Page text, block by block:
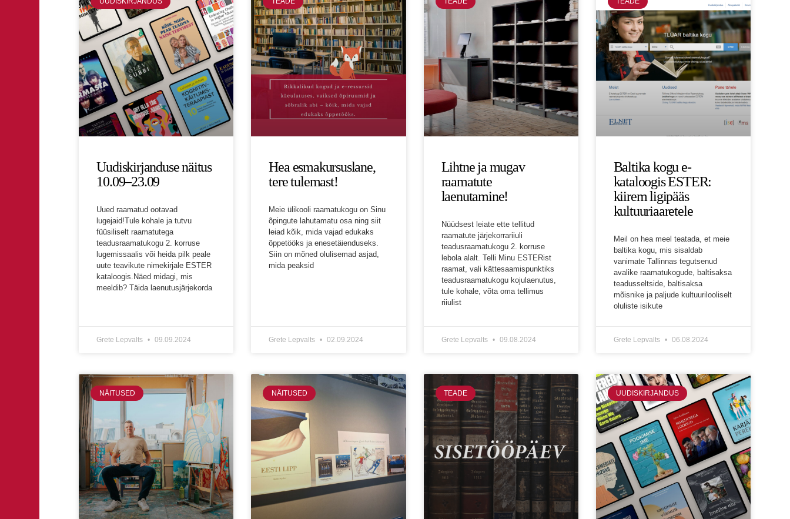
Uudiskirjanduse näitus
10.09–23.09
Uued raamatud ootavad
lugejaid!Tule kohale ja tutvu
füüsiliselt raamatutega
teadusraamatukogu 2. korruse
lugemissaalis või heida pilk peale
uute teavikute nimekirjale ESTER
kataloogis.Näed midagi, mis
meeldib? Täida laenutusjärjekorda
Grete Lepvalts 09.09.2024
Hea esmakursuslane,
tere tulemast!
Meie ülikooli raamatukogu on Sinu
õpingute lahutamatu osa ning siit
leiad kõik, mida vajad edukaks
õppetööks ja enesetäienduseks.
Siin on mõned olulisemad asjad,
mida peaksid
Grete Lepvalts 02.09.2024
Lihtne ja mugav
raamatute
laenutamine!
Nüüdsest leiate ette tellitud
raamatute järjekorrariiuli
teadusraamatukogu 2. korruse
lebola alalt. Telli Minu ESTERist
raamat, vali kättesaamispunktiks
teadusraamatukogu kojulaenutus,
tule kohale, võta oma tellimus
riiulist
Grete Lepvalts 09.08.2024
Baltika kogu e-
kataloogis ESTER:
kiirem ligipääs
kultuuriaaretele
Meil on hea meel teatada, et meie
baltika kogu, mis sisaldab
vanimate Tallinnas tegutsenud
avalike raamatukogude, baltisaksa
teadusseltside, baltisaksa
mõisnike ja paljude kultuurilooliselt
oluliste isikute
Grete Lepvalts 06.08.2024
NÄITUSED NÄITUSED TEADE UUDISKIRJANDUS